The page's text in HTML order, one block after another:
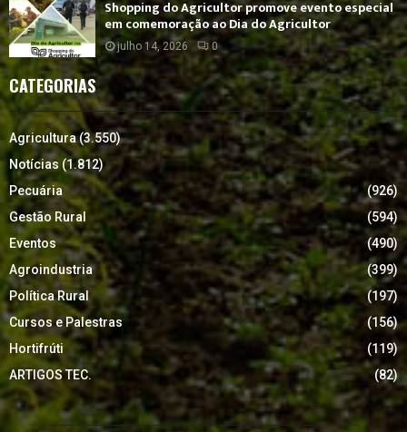
Shopping do Agricultor promove evento especial
em comemoração ao Dia do Agricultor
julho 14, 2026 0
CATEGORIAS
Agricultura(3.550)
Notícias (1.812)
Pecuária
(926)
Gestão Rural
(594)
Eventos
(490)
Agroindustria
(399)
Política Rural
(197)
Cursos e Palestras
(156)
Hortifrúti
(119)
ARTIGOS TEC.
(82)